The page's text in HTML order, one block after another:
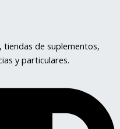
de suplementos,
y particulares.